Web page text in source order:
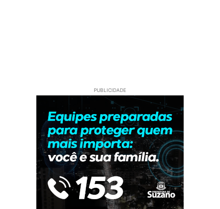
PUBLICIDADE